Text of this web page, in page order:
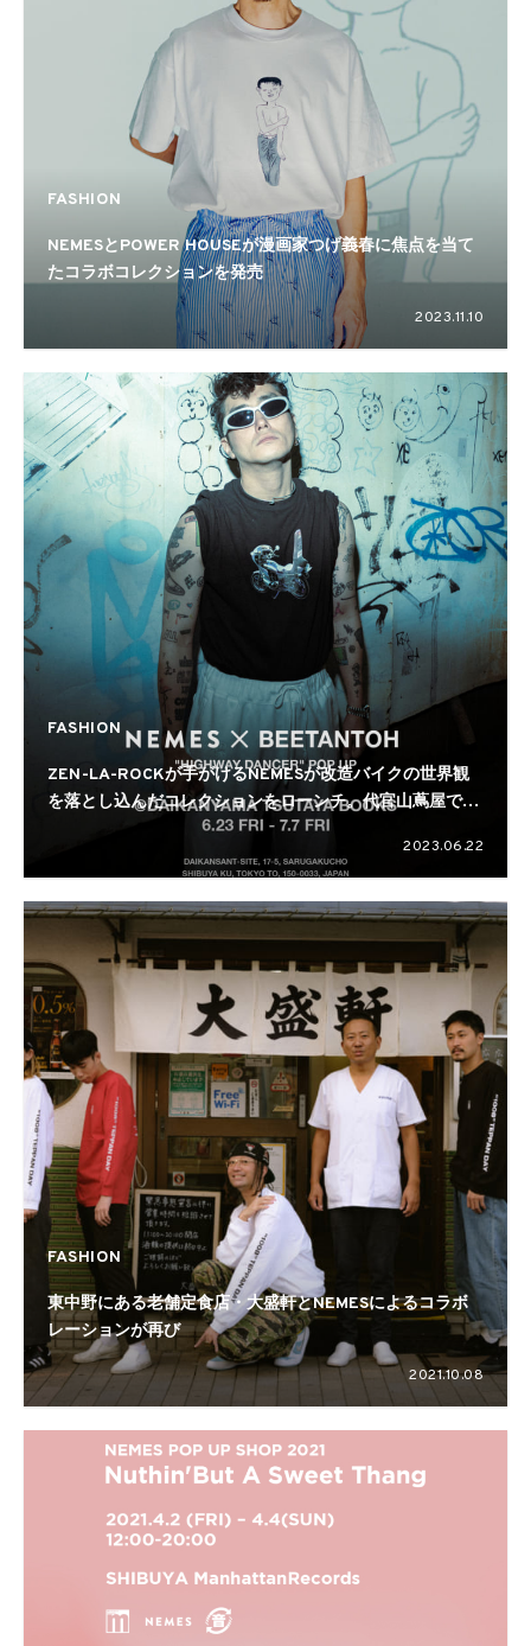
FASHION
NEMESとPOWER HOUSEが漫画家つげ義春に焦点を当て
たコラボコレクションを発売
2023.11.10
FASHION
ZEN-LA-ROCKが手がけるNEMESが改造バイクの世界観
を落とし込んだコレクションをローンチ。代官山蔦屋でポ
2023.06.22
FASHION
東中野にある老舗定食店・大盛軒とNEMESによるコラボ
レーションが再び
2021.10.08